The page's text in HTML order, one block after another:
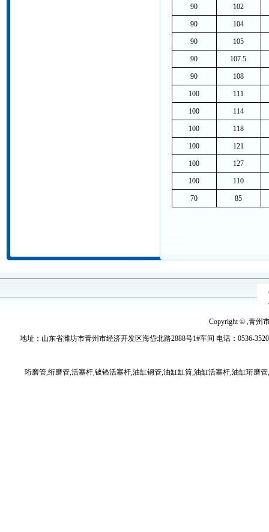
90 102
90 104
90 105
90 107.5
90 108
100 111
100 114
100 118
100 121
100 127
100 110
70 85
Copyright © ,青州
地址：山东省潍坊市青州市经济开发区海岱北路2888号1#车间 电话：0536-
珩磨管,绗磨管,活塞杆,镀铬活塞杆,油缸钢管,油缸缸筒,油缸活塞杆,油缸珩磨